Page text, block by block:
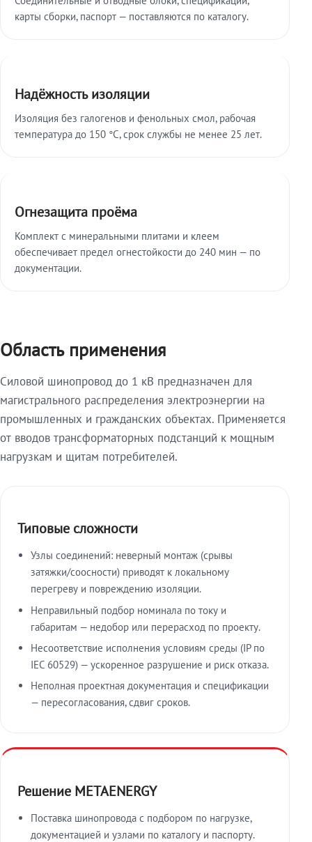
карты сборки, паспорт — поставляются по каталогу.
Надёжность изоляции
Изоляция без галогенов и фенольных смол, рабочая
температура до 150 °C, срок службы не менее 25 лет.
Огнезащита проёма
Комплект с минеральными плитами и клеем
обеспечивает предел огнестойкости до 240 мин — по
документации.
Область применения
Силовой шинопровод до 1 кВ предназначен для
магистрального распределения электроэнергии на
промышленных и гражданских объектах. Применяется
от вводов трансформаторных подстанций к мощным
нагрузкам и щитам потребителей.
Типовые сложности
Узлы соединений: неверный монтаж (срывы
затяжки/соосности) приводят к локальному
перегреву и повреждению изоляции.
Неправильный подбор номинала по току и
габаритам — недобор или перерасход по проекту.
Несоответствие исполнения условиям среды (IP по
IEC 60529) — ускоренное разрушение и риск отказа.
Неполная проектная документация и спецификации
— пересогласования, сдвиг сроков.
Решение METAENERGY
Поставка шинопровода с подбором по нагрузке,
документацией и узлами по каталогу и паспорту.